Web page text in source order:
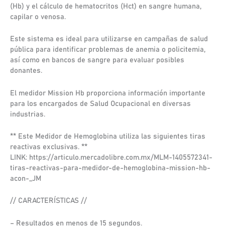
(Hb) y el cálculo de hematocritos (Hct) en sangre humana,
capilar o venosa.
Este sistema es ideal para utilizarse en campañas de salud
pública para identificar problemas de anemia o policitemia,
así como en bancos de sangre para evaluar posibles
donantes.
El medidor Mission Hb proporciona información importante
para los encargados de Salud Ocupacional en diversas
industrias.
** Este Medidor de Hemoglobina utiliza las siguientes tiras
reactivas exclusivas. **
LINK: https://articulo.mercadolibre.com.mx/MLM-1405572341-
tiras-reactivas-para-medidor-de-hemoglobina-mission-hb-
acon-_JM
// CARACTERÍSTICAS //
– Resultados en menos de 15 segundos.